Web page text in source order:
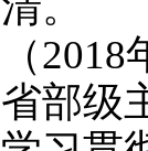
（
省部级